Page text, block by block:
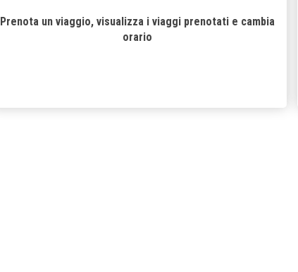
Prenota un viaggio, visualizza i viaggi prenotati e cambia
orario